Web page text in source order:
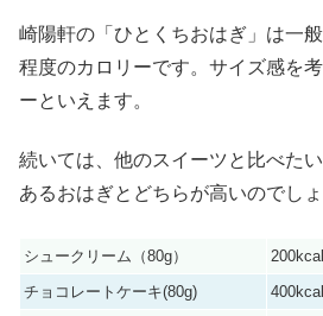
崎陽軒の「ひとくちおはぎ」は一
程度のカロリーです。サイズ感を
ーといえます。
続いては、他のスイーツと比べた
あるおはぎとどちらが高いのでし
シュークリーム（80g）
200kcal
チョコレートケーキ(80g)
400kcal